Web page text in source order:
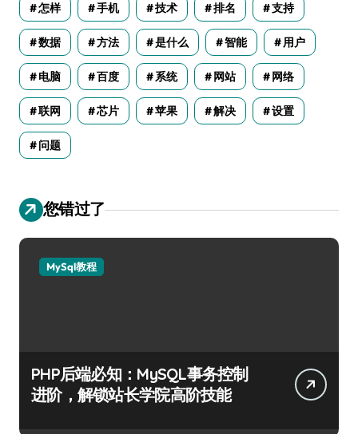
怎样 手机 技术 排名 支持
数据 方法 是什么 智能 用户
电脑 百度 系统 网站 网络
联网 芯片 苹果 解决 设置
问题
您错过了
MySql教程
PHP后端必知：MySQL事务控制
进阶，解锁站长学院高阶技能